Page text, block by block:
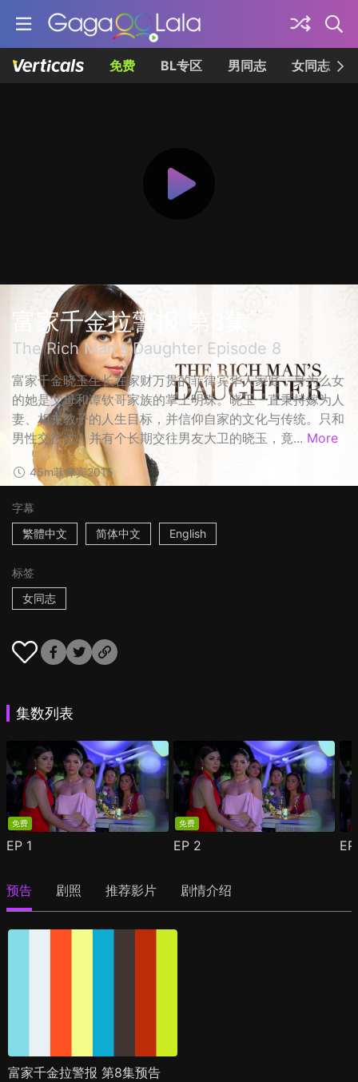
免费 BL专区 男同志 女同志
富家千金拉警报 第8集
The Rich Man's Daughter Episode 8
富家千金晓玉生长在家财万贯的菲律宾华人家庭，身为么女
的她是父母和谭钦哥家族的掌上明珠。晓玉一直秉持嫁为人
妻、相夫教子的人生目标，并信仰自家的文化与传统。只和
男性交往过、并有个长期交往男友大卫的晓玉，竟... More
45m菲律宾2015
字幕
繁體中文
简体中文 English
标签
女同志
集数列表
免费
EP 1
免费
EP 2
预告 剧照 推荐影片 剧情介绍
富家千金拉警报 第8集预告